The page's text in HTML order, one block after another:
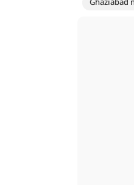
Ghaziabad